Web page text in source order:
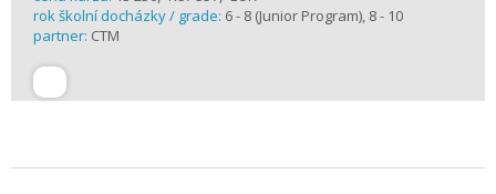
rok školní docházky / grade: 6 - 8 (Junior Program), 8 - 10
partner: CTM